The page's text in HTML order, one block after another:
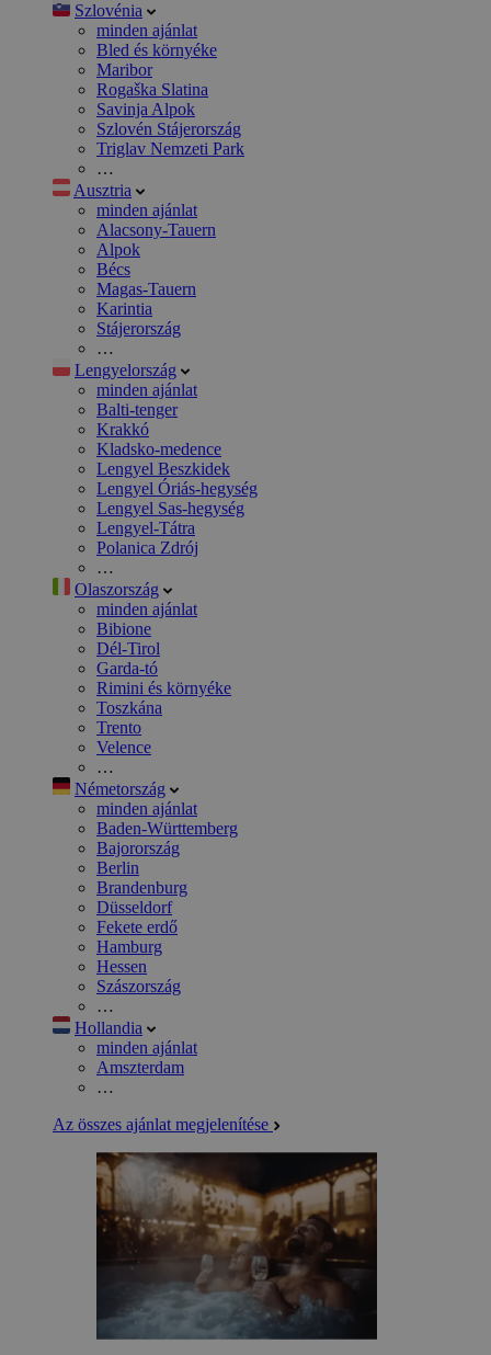
Szlovénia
minden ajánlat
Bled és környéke
Maribor
Rogaška Slatina
Savinja Alpok
Szlovén Stájerország
Triglav Nemzeti Park
…
Ausztria
minden ajánlat
Alacsony-Tauern
Alpok
Bécs
Magas-Tauern
Karintia
Stájerország
…
Lengyelország
minden ajánlat
Balti-tenger
Krakkó
Kladsko-medence
Lengyel Beszkidek
Lengyel Óriás-hegység
Lengyel Sas-hegység
Lengyel-Tátra
Polanica Zdrój
…
Olaszország
minden ajánlat
Bibione
Dél-Tirol
Garda-tó
Rimini és környéke
Toszkána
Trento
Velence
…
Németország
minden ajánlat
Baden-Württemberg
Bajorország
Berlin
Brandenburg
Düsseldorf
Fekete erdő
Hamburg
Hessen
Szászország
…
Hollandia
minden ajánlat
Amszterdam
…
Az összes ajánlat megjelenítése